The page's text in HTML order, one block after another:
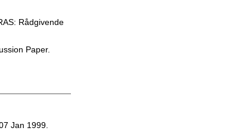
Rådgivende
Paper.
Jan 1999.